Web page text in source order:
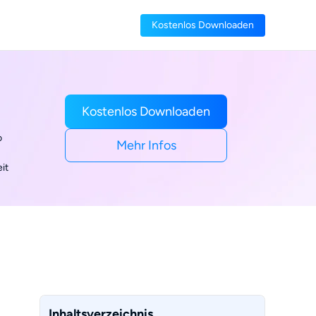
Kostenlos Downloaden
Kostenlos Downloaden
Mehr Infos